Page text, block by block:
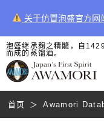
关于仿冒泡盛官方网
泡盛继承麹之精髓，自
而成的蒸馏酒。
首页 Awamori